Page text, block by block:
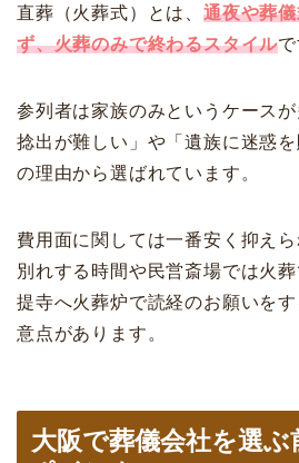
直葬（火葬式）とは、 通夜や葬
ず、火葬のみで終わるスタイルで
参列者は家族のみというケース
捻出が難しい」や「遺族に迷惑
の理由から選ばれています。
費用面に関しては一番安く抑え
別れする時間や民営斎場では火
提寺へ火葬炉で読経のお願いを
意点があります。
大阪で葬儀会社を選ぶ